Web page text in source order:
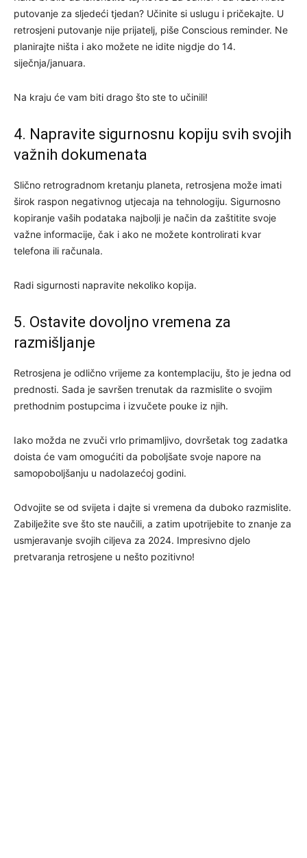
putovanje za sljedeći tjedan? Učinite si uslugu i pričekajte. U
retrosjeni putovanje nije prijatelj, piše Conscious reminder. Ne
planirajte ništa i ako možete ne idite nigdje do 14.
siječnja/januara.
Na kraju će vam biti drago što ste to učinili!
4. Napravite sigurnosnu kopiju svih svojih
važnih dokumenata
Slično retrogradnom kretanju planeta, retrosjena može imati
širok raspon negativnog utjecaja na tehnologiju. Sigurnosno
kopiranje vaših podataka najbolji je način da zaštitite svoje
važne informacije, čak i ako ne možete kontrolirati kvar
telefona ili računala.
Radi sigurnosti napravite nekoliko kopija.
5. Ostavite dovoljno vremena za
razmišljanje
Retrosjena je odlično vrijeme za kontemplaciju, što je jedna od
prednosti. Sada je savršen trenutak da razmislite o svojim
prethodnim postupcima i izvučete pouke iz njih.
Iako možda ne zvuči vrlo primamljivo, dovršetak tog zadatka
doista će vam omogućiti da poboljšate svoje napore na
samopoboljšanju u nadolazećoj godini.
Odvojite se od svijeta i dajte si vremena da duboko razmislite.
Zabilježite sve što ste naučili, a zatim upotrijebite to znanje za
usmjeravanje svojih ciljeva za 2024. Impresivno djelo
pretvaranja retrosjene u nešto pozitivno!